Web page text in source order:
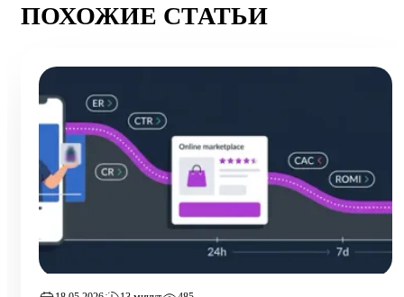
ПОХОЖИЕ СТАТЬИ